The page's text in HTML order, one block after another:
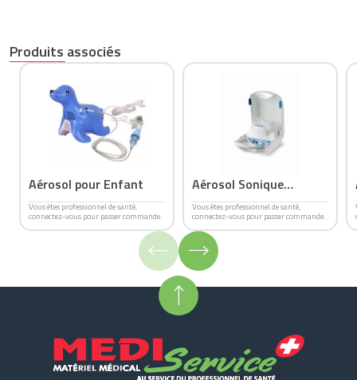
Produits associés
Aérosol pour Enfant
Vous êtes professionnel de santé,
connectez-vous pour passer commande.
Aérosol Sonique
Automatique
Vous êtes professionnel de santé,
connectez-vous pour passer commande.